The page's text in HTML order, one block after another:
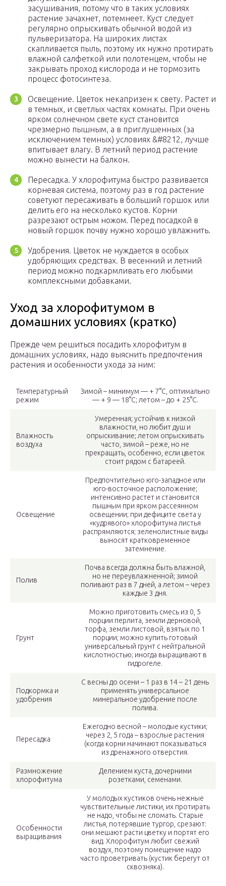
засушивания, потому что в таких условиях
растение зачахнет, потемнеет. Куст следует
регулярно опрыскивать обычной водой из
пульверизатора. На широких листах
скапливается пыль, поэтому их нужно протирать
влажной салфеткой или полотенцем, чтобы не
закрывать проход кислорода и не тормозить
процесс фотосинтеза.
Освещение. Цветок некапризен к свету. Растет и
в темных, и светлых частях комнаты. При очень
ярком солнечном свете куст становится
чрезмерно пышным, а в приглушенных (за
исключением темных) условиях &#8212, лучше
впитывает влагу. В летний период растение
можно вынести на балкон.
Пересадка. У хлорофитума быстро развивается
корневая система, поэтому раз в год растение
советуют пересаживать в больший горшок или
делить его на несколько кустов. Корни
разрезают острым ножом. Перед посадкой в
новый горшок почву нужно хорошо увлажнить.
Удобрения. Цветок не нуждается в особых
удобряющих средствах. В весенний и летний
период можно подкармливать его любыми
комплексными добавками.
Уход за хлорофитумом в
домашних условиях (кратко)
Прежде чем решиться посадить хлорофитум в
домашних условиях, надо выяснить предпочтения
растения и особенности ухода за ним:
Температурный
режим
Зимой – минимум — + 7°C, оптимально
— + 9 — 18°C; летом – до + 25°C.
Влажность
воздуха
Умеренная; устойчив к низкой
влажности, но любит душ и
опрыскивание; летом опрыскивать
часто, зимой – реже, но не
прекращать, особенно, если цветок
стоит рядом с батареей.
Освещение
Предпочтительно юго-западное или
юго-восточное расположение;
интенсивно растет и становится
пышным при ярком рассеянном
освещении; при дефиците света у
«кудрявого» хлорофитума листья
распрямляются; зеленолистные виды
выносят кратковременное
затемнение.
Полив
Почва всегда должна быть влажной,
но не переувлажненной; зимой
поливают раз в 7 дней, а летом – через
каждые 3 дня.
Грунт
Можно приготовить смесь из 0, 5
порции перлита, земли дерновой,
торфа, земли листовой, взятых по 1
порции; можно купить готовый
универсальный грунт с нейтральной
кислотностью; иногда выращивают в
гидрогеле.
Подкормка и
удобрения
С весны до осени – 1 раз в 14 – 21 день
применять универсальное
минеральное удобрение после
полива.
Пересадка
Ежегодно весной – молодые кустики;
через 2, 5 года – взрослые растения
(когда корни начинают показываться
из дренажного отверстия.
Размножение
хлорофитума
Делением куста, дочерними
розетками, семенами.
Особенности
выращивания
У молодых кустиков очень нежные
чувствительные листики, их протирать
не надо, чтобы не сломать. Старые
листья, потерявшие тургор, срезают:
они мешают расти цветку и портят его
вид. Хлорофитум любит свежий
воздух, поэтому помещение надо
часто проветривать (кустик берегут от
сквозняка).